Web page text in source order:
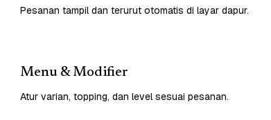
Pesanan tampil dan terurut otomatis di layar dapur.
Menu & Modifier
Atur varian, topping, dan level sesuai pesanan.